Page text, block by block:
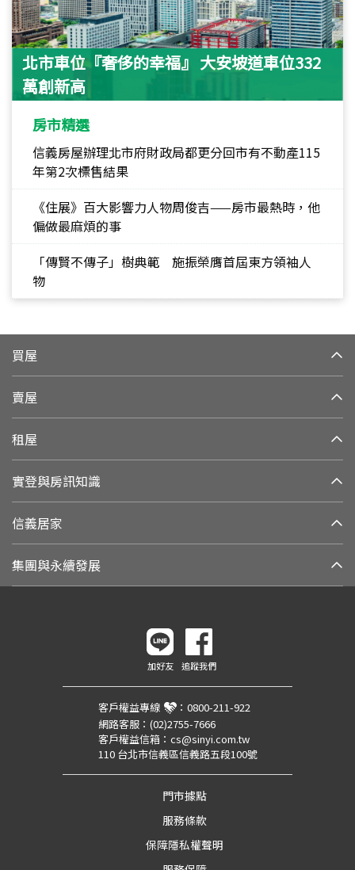
北市車位『奢侈的幸福』 大安坡道車位332
萬創新高
房市精選
信義房屋辦理北市府財政局都更分回市有不動產115
年第2次標售結果
《住展》百大影響力人物周俊吉——房市最熱時，他
偏做最麻煩的事
「傳賢不傳子」樹典範 施振榮膺首屆東方領袖人
物
買屋
賣屋
租屋
實登與房訊知識
信義居家
集團與永續發展
加好友 追蹤我們
客戶權益專線 ： 0800-211-922
網路客服： (02)2755-7666
客戶權益信箱： cs@sinyi.com.tw
110 台北市信義區信義路五段100號
門市據點
服務條款
保障隱私權聲明